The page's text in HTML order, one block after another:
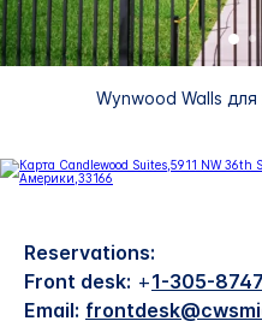
Wynwood Walls
Reservations:
Front desk: +1-305-
Email: